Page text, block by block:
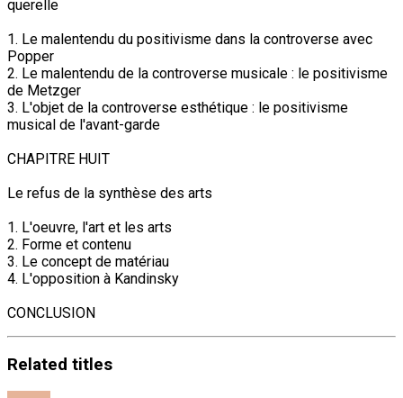
querelle
1. Le malentendu du positivisme dans la controverse avec
Popper
2. Le malentendu de la controverse musicale : le positivisme
de Metzger
3. L'objet de la controverse esthétique : le positivisme
musical de l'avant-garde
CHAPITRE HUIT
Le refus de la synthèse des arts
1. L'oeuvre, l'art et les arts
2. Forme et contenu
3. Le concept de matériau
4. L'opposition à Kandinsky
CONCLUSION
Related titles